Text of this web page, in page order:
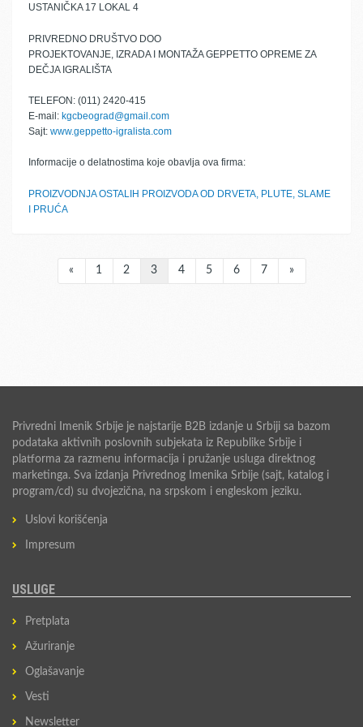
USTANIČKA 17 LOKAL 4
PRIVREDNO DRUŠTVO DOO
PROJEKTOVANJE, IZRADA I MONTAŽA GEPPETTO OPREME ZA
DEČJA IGRALIŠTA
TELEFON: (011) 2420-415
E-mail: kgcbeograd@gmail.com
Sajt: www.geppetto-igralista.com
Informacije o delatnostima koje obavlja ova firma:
PROIZVODNJA OSTALIH PROIZVODA OD DRVETA, PLUTE, SLAME
I PRUĆA
« 1 2 3 4 5 6 7 »
Privredni Imenik Srbije je najstarije B2B izdanje u Srbiji sa bazom
podataka aktivnih poslovnih subjekata iz Republike Srbije i
platforma za razmenu informacija i pružanje usluga direktnog
marketinga. Sva izdanja Privrednog Imenika Srbije (sajt, katalog i
program/cd) su dvojezična, na srpskom i engleskom jeziku.
Uslovi korišćenja
Impresum
USLUGE
Pretplata
Ažuriranje
Oglašavanje
Vesti
Newsletter